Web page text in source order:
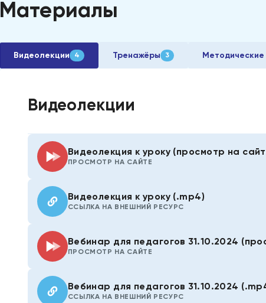
Материалы
Видеолекции 4 Тренажёры 3
Видеолекции
Видеолекция к уроку (просмотр на
ПРОСМОТР НА САЙТЕ
Видеолекция к уроку (.mp4)
ССЫЛКА НА ВНЕШНИЙ РЕСУРС
Вебинар для педагогов 31.10.2024
ПРОСМОТР НА САЙТЕ
Вебинар для педагогов 31.10.2024
ССЫЛКА НА ВНЕШНИЙ РЕСУРС